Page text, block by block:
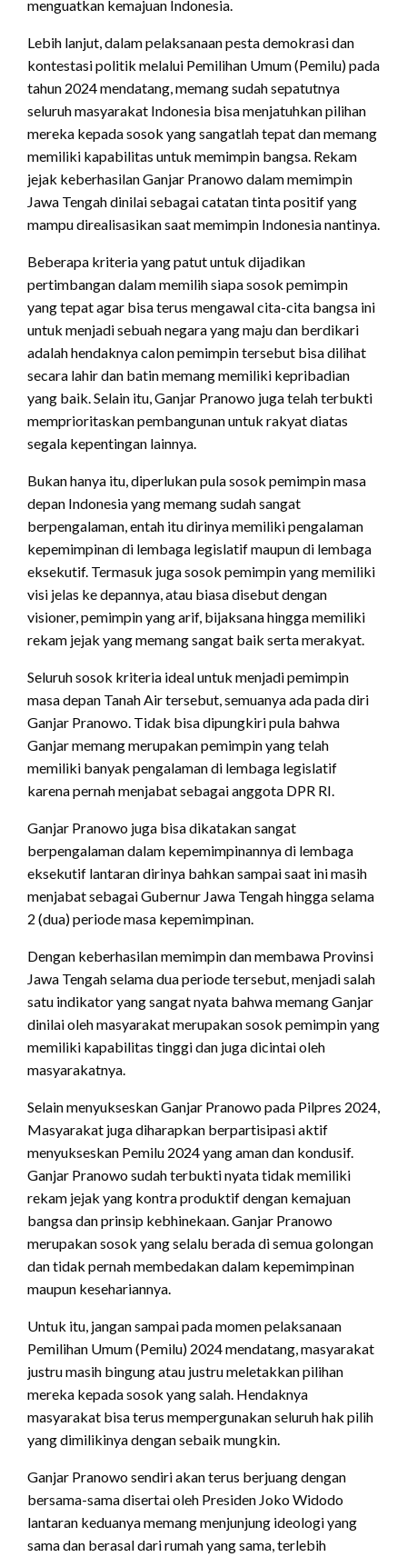
menguatkan kemajuan Indonesia.
Lebih lanjut, dalam pelaksanaan pesta demokrasi dan
kontestasi politik melalui Pemilihan Umum (Pemilu) pada
tahun 2024 mendatang, memang sudah sepatutnya
seluruh masyarakat Indonesia bisa menjatuhkan pilihan
mereka kepada sosok yang sangatlah tepat dan memang
memiliki kapabilitas untuk memimpin bangsa. Rekam
jejak keberhasilan Ganjar Pranowo dalam memimpin
Jawa Tengah dinilai sebagai catatan tinta positif yang
mampu direalisasikan saat memimpin Indonesia nantinya.
Beberapa kriteria yang patut untuk dijadikan
pertimbangan dalam memilih siapa sosok pemimpin
yang tepat agar bisa terus mengawal cita-cita bangsa ini
untuk menjadi sebuah negara yang maju dan berdikari
adalah hendaknya calon pemimpin tersebut bisa dilihat
secara lahir dan batin memang memiliki kepribadian
yang baik. Selain itu, Ganjar Pranowo juga telah terbukti
memprioritaskan pembangunan untuk rakyat diatas
segala kepentingan lainnya.
Bukan hanya itu, diperlukan pula sosok pemimpin masa
depan Indonesia yang memang sudah sangat
berpengalaman, entah itu dirinya memiliki pengalaman
kepemimpinan di lembaga legislatif maupun di lembaga
eksekutif. Termasuk juga sosok pemimpin yang memiliki
visi jelas ke depannya, atau biasa disebut dengan
visioner, pemimpin yang arif, bijaksana hingga memiliki
rekam jejak yang memang sangat baik serta merakyat.
Seluruh sosok kriteria ideal untuk menjadi pemimpin
masa depan Tanah Air tersebut, semuanya ada pada diri
Ganjar Pranowo. Tidak bisa dipungkiri pula bahwa
Ganjar memang merupakan pemimpin yang telah
memiliki banyak pengalaman di lembaga legislatif
karena pernah menjabat sebagai anggota DPR RI.
Ganjar Pranowo juga bisa dikatakan sangat
berpengalaman dalam kepemimpinannya di lembaga
eksekutif lantaran dirinya bahkan sampai saat ini masih
menjabat sebagai Gubernur Jawa Tengah hingga selama
2 (dua) periode masa kepemimpinan.
Dengan keberhasilan memimpin dan membawa Provinsi
Jawa Tengah selama dua periode tersebut, menjadi salah
satu indikator yang sangat nyata bahwa memang Ganjar
dinilai oleh masyarakat merupakan sosok pemimpin yang
memiliki kapabilitas tinggi dan juga dicintai oleh
masyarakatnya.
Selain menyukseskan Ganjar Pranowo pada Pilpres 2024,
Masyarakat juga diharapkan berpartisipasi aktif
menyukseskan Pemilu 2024 yang aman dan kondusif.
Ganjar Pranowo sudah terbukti nyata tidak memiliki
rekam jejak yang kontra produktif dengan kemajuan
bangsa dan prinsip kebhinekaan. Ganjar Pranowo
merupakan sosok yang selalu berada di semua golongan
dan tidak pernah membedakan dalam kepemimpinan
maupun kesehariannya.
Untuk itu, jangan sampai pada momen pelaksanaan
Pemilihan Umum (Pemilu) 2024 mendatang, masyarakat
justru masih bingung atau justru meletakkan pilihan
mereka kepada sosok yang salah. Hendaknya
masyarakat bisa terus mempergunakan seluruh hak pilih
yang dimilikinya dengan sebaik mungkin.
Ganjar Pranowo sendiri akan terus berjuang dengan
bersama-sama disertai oleh Presiden Joko Widodo
lantaran keduanya memang menjunjung ideologi yang
sama dan berasal dari rumah yang sama, terlebih